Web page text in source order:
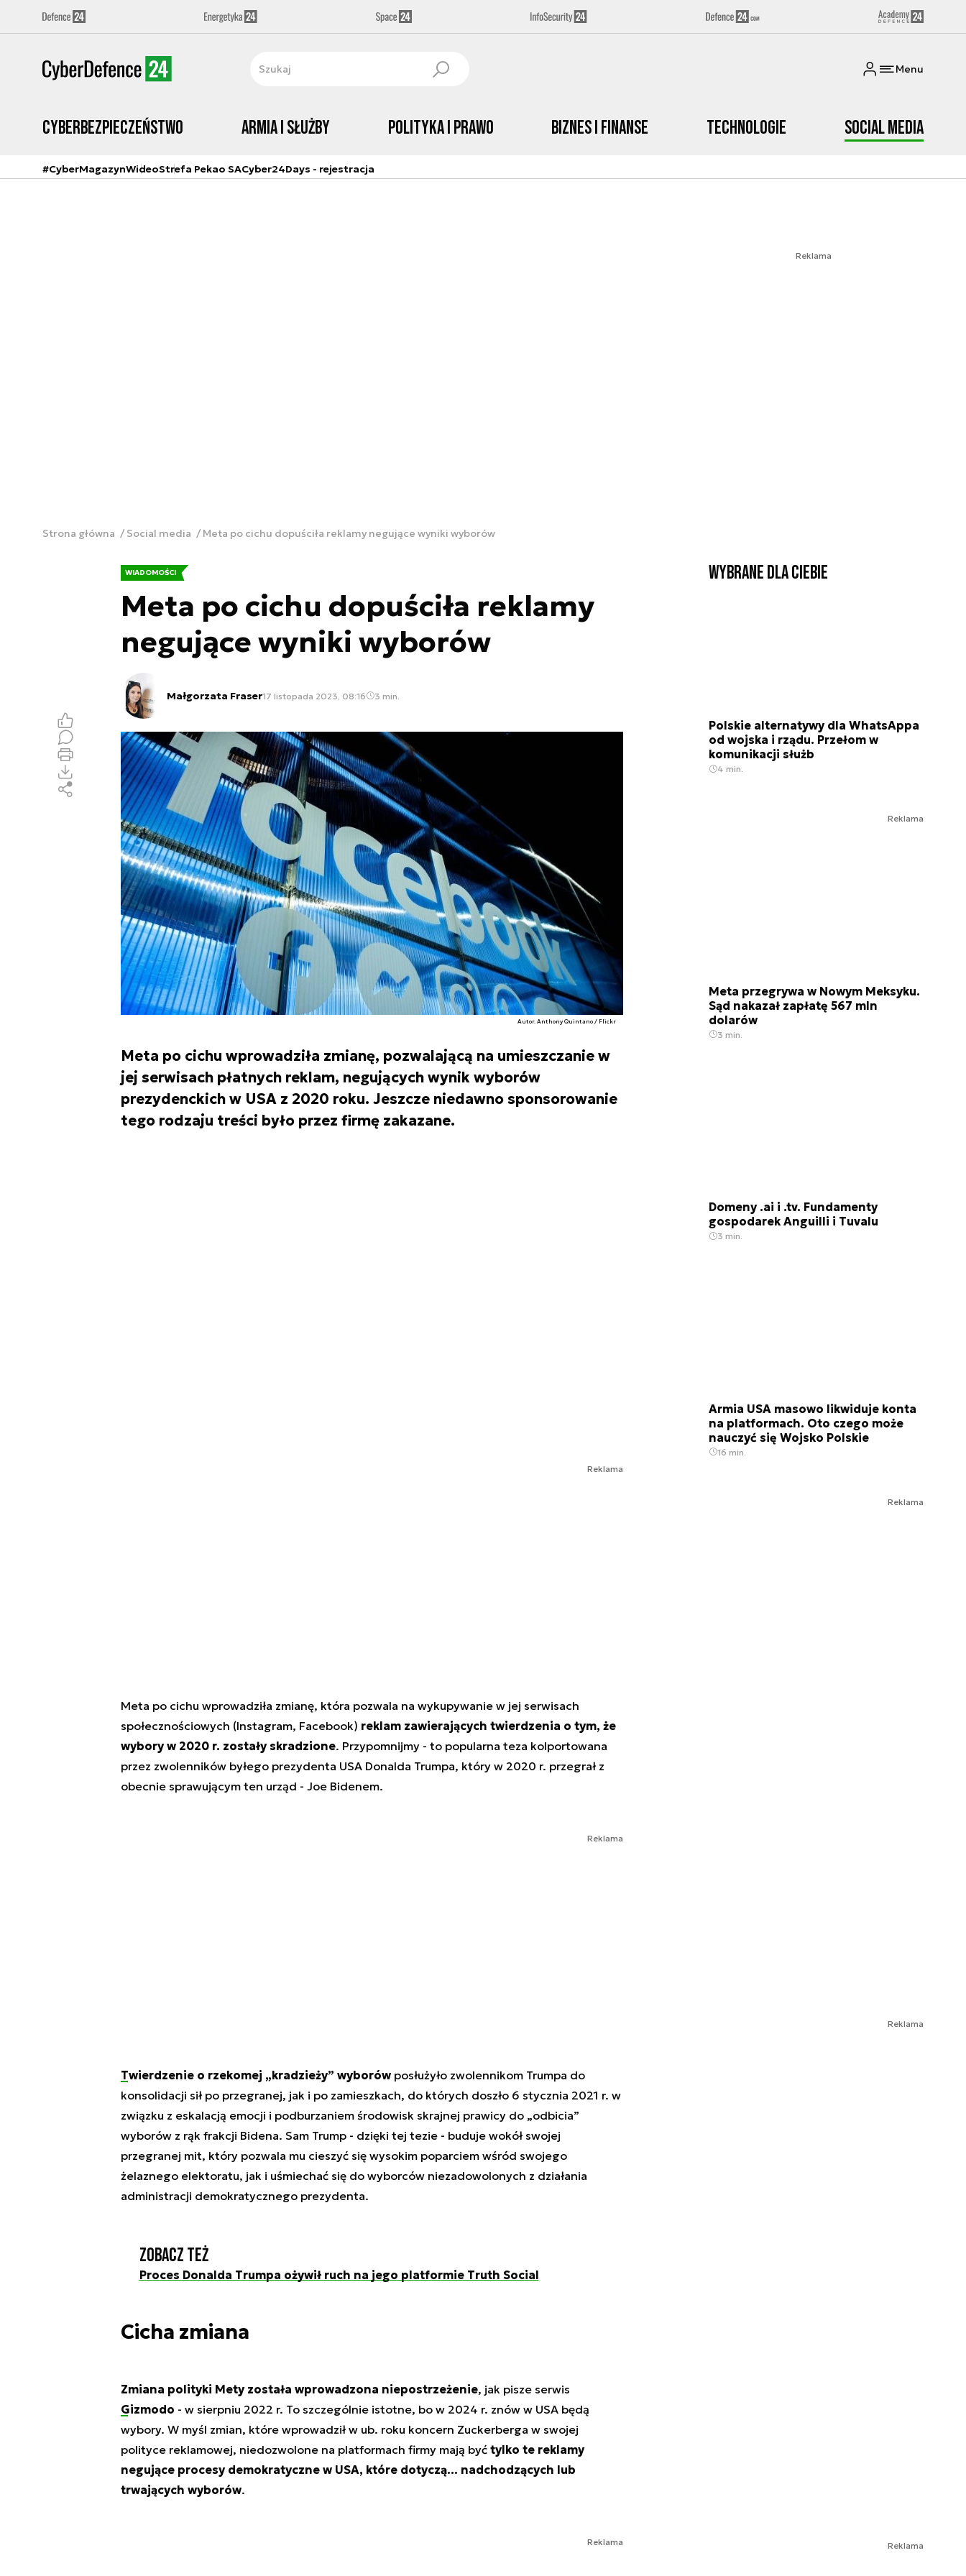
Menu
Cyberbezpieczeństwo Armia i Służby Polityka i prawo Biznes i Finanse Technologie Social media
#CyberMagazynWideoStrefa Pekao SACyber24Days - rejestracja
Reklama
Strona główna Social media Meta po cichu dopuściła reklamy negujące wyniki wyborów
WIADOMOŚCI
Meta po cichu dopuściła reklamy
negujące wyniki wyborów
Małgorzata Fraser17 listopada 2023, 08:16 3 min.
Autor. Anthony Quintano / Flickr
Meta po cichu wprowadziła zmianę, pozwalającą na umieszczanie w
jej serwisach płatnych reklam, negujących wynik wyborów
prezydenckich w USA z 2020 roku. Jeszcze niedawno sponsorowanie
tego rodzaju treści było przez firmę zakazane.
Reklama
Meta po cichu wprowadziła zmianę, która pozwala na wykupywanie w jej serwisach
społecznościowych (Instagram, Facebook) reklam zawierających twierdzenia o tym, że
wybory w 2020 r. zostały skradzione. Przypomnijmy - to popularna teza kolportowana
przez zwolenników byłego prezydenta USA Donalda Trumpa, który w 2020 r. przegrał z
obecnie sprawującym ten urząd - Joe Bidenem.
Reklama
Twierdzenie o rzekomej „kradzieży” wyborówposłużyło zwolennikom Trumpa do
konsolidacji sił po przegranej, jak i po zamieszkach, do których doszło 6 stycznia 2021 r. w
związku z eskalacją emocji i podburzaniem środowisk skrajnej prawicy do „odbicia”
wyborów z rąk frakcji Bidena. Sam Trump - dzięki tej tezie - buduje wokół swojej
przegranej mit, który pozwala mu cieszyć się wysokim poparciem wśród swojego
żelaznego elektoratu, jak i uśmiechać się do wyborców niezadowolonych z działania
administracji demokratycznego prezydenta.
Zobacz też
Proces Donalda Trumpa ożywił ruch na jego platformie Truth Social
Cicha zmiana
Zmiana polityki Mety została wprowadzona niepostrzeżenie, jak pisze serwis
Gizmodo - w sierpniu 2022 r. To szczególnie istotne, bo w 2024 r. znów w USA będą
wybory. W myśl zmian, które wprowadził w ub. roku koncern Zuckerberga w swojej
polityce reklamowej, niedozwolone na platformach firmy mają być tylko te reklamy
negujące procesy demokratyczne w USA, które dotyczą… nadchodzących lub
trwających wyborów.
Reklama
Wybrane dla Ciebie
Polskie alternatywy dla WhatsAppa
od wojska i rządu. Przełom w
komunikacji służb
4 min.
Reklama
Meta przegrywa w Nowym Meksyku.
Sąd nakazał zapłatę 567 mln
dolarów
3 min.
Domeny .ai i .tv. Fundamenty
gospodarek Anguilli i Tuvalu
3 min.
Armia USA masowo likwiduje konta
na platformach. Oto czego może
nauczyć się Wojsko Polskie
16 min.
Reklama
Reklama
Reklama